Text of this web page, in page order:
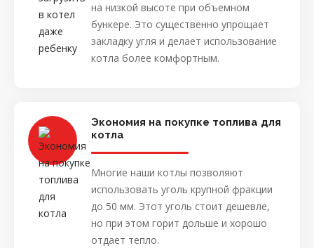
на низкой высоте при объемном
бункере. Это существенно упрощает
закладку угля и делает использование
котла более комфортным.
Экономия на покупке топлива для
котла
Многие наши котлы позволяют
использовать уголь крупной фракции
до 50 мм. Этот уголь стоит дешевле,
но при этом горит дольше и хорошо
отдает тепло.